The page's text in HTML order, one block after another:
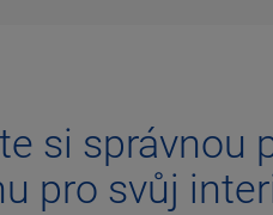
si správnou
pro svůj